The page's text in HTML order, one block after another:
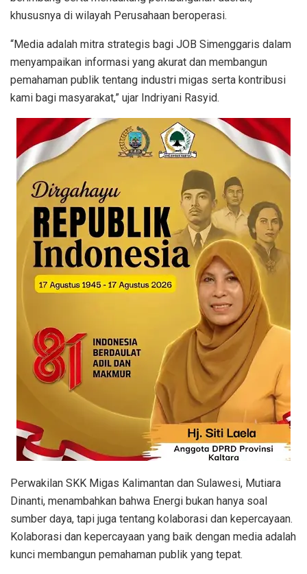
khususnya di wilayah Perusahaan beroperasi.
“Media adalah mitra strategis bagi JOB Simenggaris dalam
menyampaikan informasi yang akurat dan membangun
pemahaman publik tentang industri migas serta kontribusi
kami bagi masyarakat,” ujar Indriyani Rasyid.
Perwakilan SKK Migas Kalimantan dan Sulawesi, Mutiara
Dinanti, menambahkan bahwa Energi bukan hanya soal
sumber daya, tapi juga tentang kolaborasi dan kepercayaan.
Kolaborasi dan kepercayaan yang baik dengan media adalah
kunci membangun pemahaman publik yang tepat.